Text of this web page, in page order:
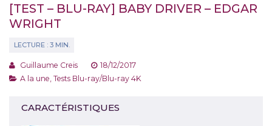
[TEST – BLU-RAY] BABY DRIVER – EDGAR
WRIGHT
Guillaume Creis
18/12/2017
A la une Tests Blu-ray/Blu-ray 4K
CARACTÉRISTIQUES